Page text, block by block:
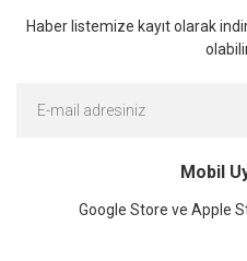
Haber listemize kayıt olarak
Mobil
Google Store ve Apple